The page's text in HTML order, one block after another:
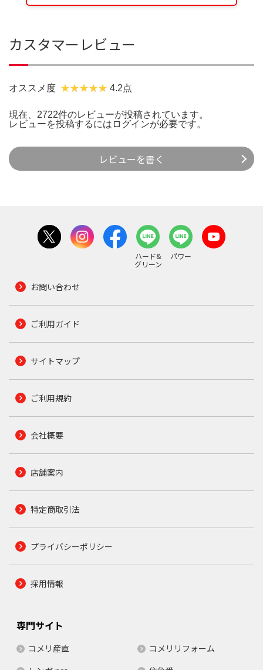
カスタマーレビュー
オススメ度 4.2点
現在、2722件のレビューが投稿されています。
レビューを投稿するには ログインが必要です。
レビューを書く
ハード&
グリーン
パワー
お問い合わせ
ご利用ガイド
サイトマップ
ご利用規約
会社概要
店舗案内
特定商取引法
プライバシーポリシー
採用情報
専門サイト
コメリ産直
コメリリフォーム